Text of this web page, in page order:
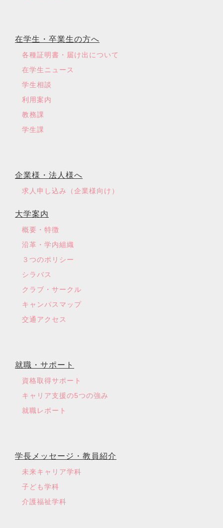
在学生・卒業生の方へ
各種証明書・届け出について
在学生ニュース
学生相談
利用案内
教務課
学生課
企業様・法人様へ
求人申し込み（企業様向け）
大学案内
概要・特徴
沿革・学内組織
３つのポリシー
シラバス
クラブ・サークル
キャンパスマップ
交通アクセス
就職・サポート
資格取得サポート
キャリア支援の5つの強み
就職レポート
学長メッセージ・教員紹介
未来キャリア学科
子ども学科
介護福祉学科